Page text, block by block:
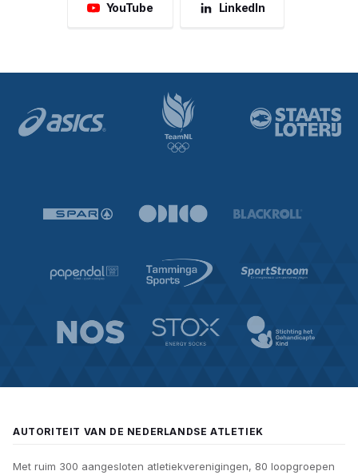
YouTube LinkedIn
AUTORITEIT VAN DE NEDERLANDSE ATLETIEK
Met ruim 300 aangesloten atletiekverenigingen, 80 loopgroepen